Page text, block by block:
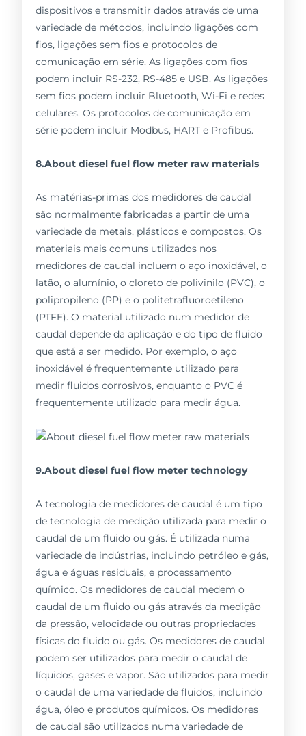
dispositivos e transmitir dados através de uma
variedade de métodos, incluindo ligações com
fios, ligações sem fios e protocolos de
comunicação em série. As ligações com fios
podem incluir RS-232, RS-485 e USB. As ligações
sem fios podem incluir Bluetooth, Wi-Fi e redes
celulares. Os protocolos de comunicação em
série podem incluir Modbus, HART e Profibus.
8.About diesel fuel flow meter raw materials
As matérias-primas dos medidores de caudal
são normalmente fabricadas a partir de uma
variedade de metais, plásticos e compostos. Os
materiais mais comuns utilizados nos
medidores de caudal incluem o aço inoxidável, o
latão, o alumínio, o cloreto de polivinilo (PVC), o
polipropileno (PP) e o politetrafluoroetileno
(PTFE). O material utilizado num medidor de
caudal depende da aplicação e do tipo de fluido
que está a ser medido. Por exemplo, o aço
inoxidável é frequentemente utilizado para
medir fluidos corrosivos, enquanto o PVC é
frequentemente utilizado para medir água.
9.About diesel fuel flow meter technology
A tecnologia de medidores de caudal é um tipo
de tecnologia de medição utilizada para medir o
caudal de um fluido ou gás. É utilizada numa
variedade de indústrias, incluindo petróleo e gás,
água e águas residuais, e processamento
químico. Os medidores de caudal medem o
caudal de um fluido ou gás através da medição
da pressão, velocidade ou outras propriedades
físicas do fluido ou gás. Os medidores de caudal
podem ser utilizados para medir o caudal de
líquidos, gases e vapor. São utilizados para medir
o caudal de uma variedade de fluidos, incluindo
água, óleo e produtos químicos. Os medidores
de caudal são utilizados numa variedade de